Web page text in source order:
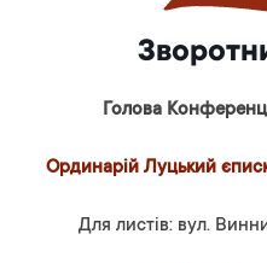
Голова
Ординарій Луцький
Для листів: вул.